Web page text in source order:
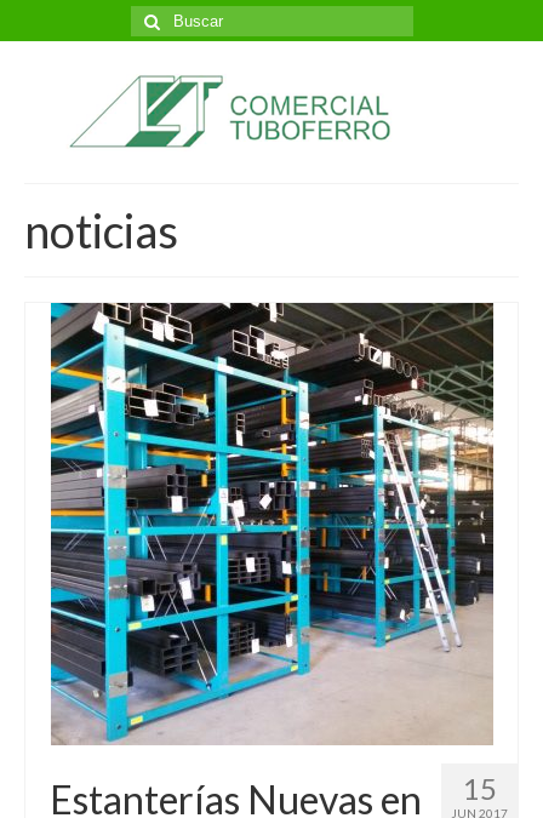
Buscar
por:
noticias
15
JUN 2017
Estanterías Nuevas en